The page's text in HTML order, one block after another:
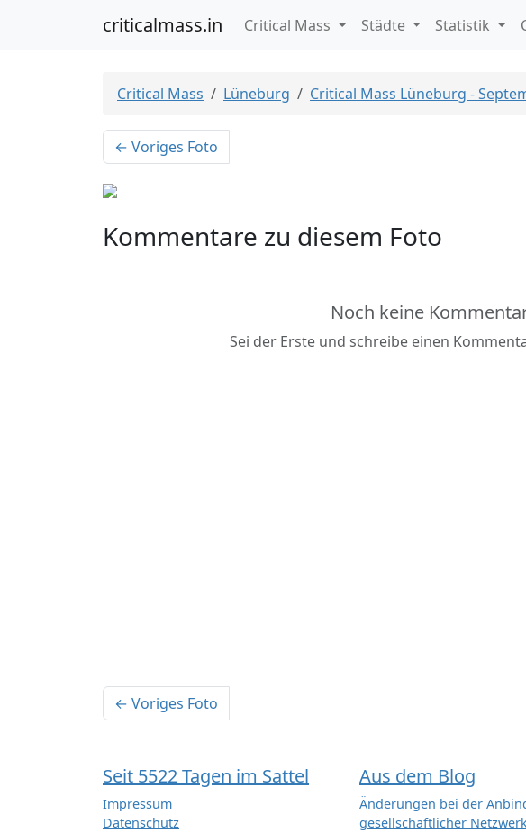
criticalmass.in Critical Mass Städte Statistik
Critical Mass Lüneburg Critical Mass Lüneburg -
← Voriges Foto
Kommentare zu diesem Foto
Noch keine
Sei der Erste und schreibe einen
← Voriges Foto
Seit 5522 Tagen im Sattel
Impressum
Datenschutz
Aus dem Blog
Änderungen bei der
gesellschaftlicher